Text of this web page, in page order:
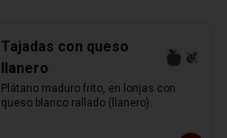
Tajadas con queso
llanero
Plátano maduro frito, en lonjas con
queso blanco rallado (llanero).